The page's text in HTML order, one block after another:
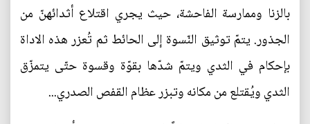
بالزنا وممارسة الفاحشة، حيث يجري اقتلاع أثدائهنّ من
الجذور. يتمّ توثيق النّسوة إلى الحائط ثم تُعزر هذه الاداة
بإحكام في الثدي ويتمّ شدّها بقوّة وقسوة حتّى يتمزّق
الثدي ويُقتلع من مكانه وتبزر عظام القفص الصدري...